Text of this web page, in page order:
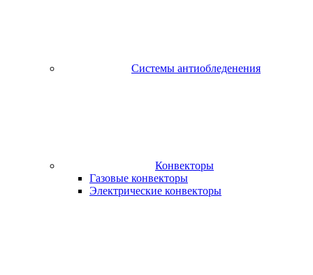
Системы антиобледенения
Конвекторы
Газовые конвекторы
Электрические конвекторы